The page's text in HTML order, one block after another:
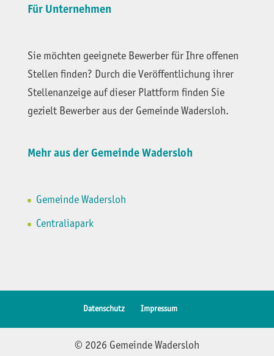
Für Unternehmen
Sie möchten geeignete Bewerber für Ihre offenen
Stellen finden? Durch die Veröffentlichung ihrer
Stellenanzeige auf dieser Plattform finden Sie
gezielt Bewerber aus der Gemeinde Wadersloh.
Mehr aus der Gemeinde Wadersloh
Gemeinde Wadersloh
Centraliapark
Datenschutz Impressum
© 2026 Gemeinde Wadersloh